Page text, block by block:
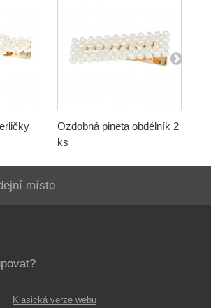
Ozdobná pineta obdélník 2
ks
místo
Klasická verze webu